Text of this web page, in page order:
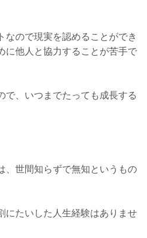
なので現実を認めることができ
に他人と協力することが苦手で
で、いつまでたっても成長する
、世間知らずで無知というもの
にたいした人生経験はありませ